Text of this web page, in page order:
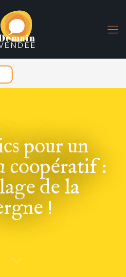
pour un
coopératif :
de la
!